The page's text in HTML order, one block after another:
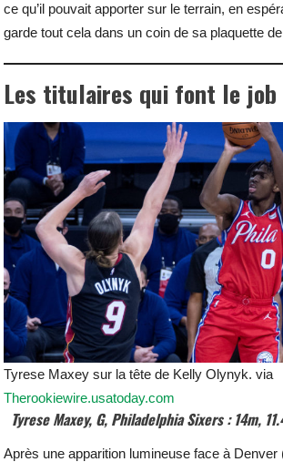
ce qu’il pouvait apporter sur le terrain, en
garde tout cela dans un coin de sa plaquette
Les titulaires qui font le job
Tyrese Maxey sur la tête de Kelly Olynyk. via
Therookiewire.usatoday.com
Tyrese Maxey, G, Philadelphia Sixers : 14m,
Après une apparition lumineuse face à Denver